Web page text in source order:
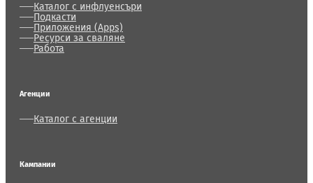
Каталог с инфлуенсъри
Подкасти
Приложения (Apps)
Ресурси за сваляне
Работа
Агенции
Каталог с агенции
Кампании